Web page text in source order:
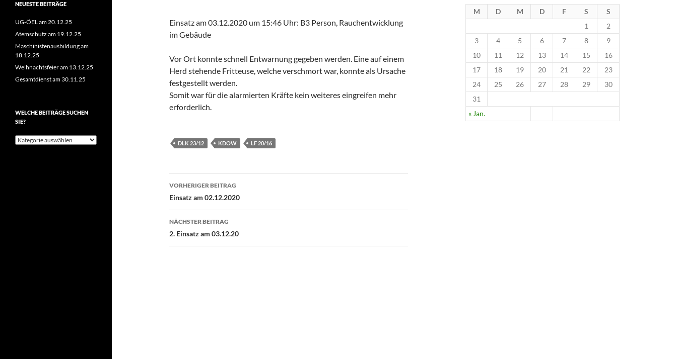
Einsatz am 03.12.2020 um 15:46 Uhr: B3 Person, Rauchentwicklung
im Gebäude
Vor Ort konnte schnell Entwarnung gegeben werden. Eine auf einem
Herd stehende Fritteuse, welche verschmort war, konnte als Ursache
festgestellt werden.
Somit war für die alarmierten Kräfte kein weiteres eingreifen mehr
erforderlich.
DLK 23/12 KDOW LF 20/16
Beitragsnavigation
VORHERIGER BEITRAG
Einsatz am 02.12.2020
NÄCHSTER BEITRAG
2. Einsatz am 03.12.20
M D M D F S S
« Jan.
1
2
3
4 5 6 7 8
9
10
11 12 13 14 15
16
17
18 19 20 21 22
23
24
25 26 27 28 29
30
31
NEUESTE BEITRÄGE
UG-ÖEL am 20.12.25
Atemschutz am 19.12.25
Maschinistenausbildung am
18.12.25
Weihnachtsfeier am 13.12.25
Gesamtdienst am 30.11.25
WELCHE BEITRÄGE SUCHEN
SIE?
Welche